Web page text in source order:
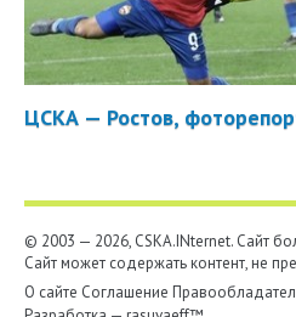
ЦСКА — Ростов,
© 2003 — 2026, CSKA.INternet. Cайт
Сайт может содержать контент, не
О сайте Соглашение